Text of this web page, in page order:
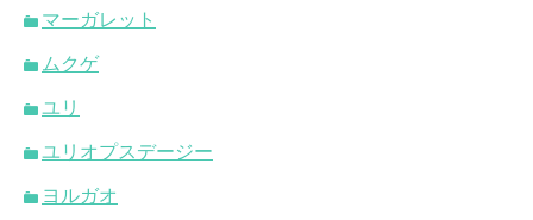
マーガレット
ムクゲ
ユリ
ユリオプスデージー
ヨルガオ